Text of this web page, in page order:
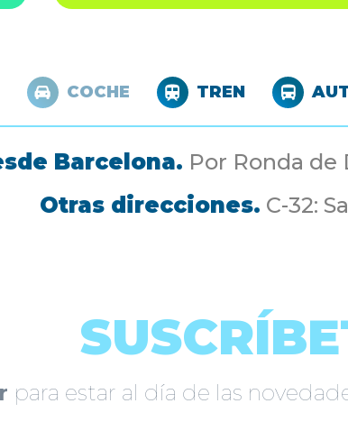
COCHE TREN
Barcelona. Por Ronda de
Otras direcciones. C-32:
para estar al día de las